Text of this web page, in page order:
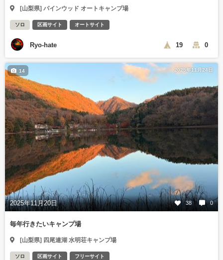
[山梨県] パインウッド オートキャンプ場
ソロ 区画サイト オートサイト
Ryo-hate 19 0
2025年11月24日
2025年11月20日 38 0
14
毎年行きたいキャンプ場
[山梨県] 四尾連湖 水明荘キャンプ場
ソロ 区画サイト フリーサイト